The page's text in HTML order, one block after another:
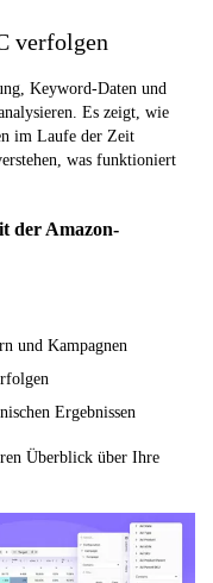
verfolgen
Keyword-Daten und
Es zeigt, wie
im Laufe der Zeit
was funktioniert
der Amazon-
und Kampagnen
Ergebnissen
Überblick über Ihre